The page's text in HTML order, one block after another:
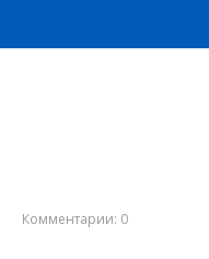
Комментарии: 0